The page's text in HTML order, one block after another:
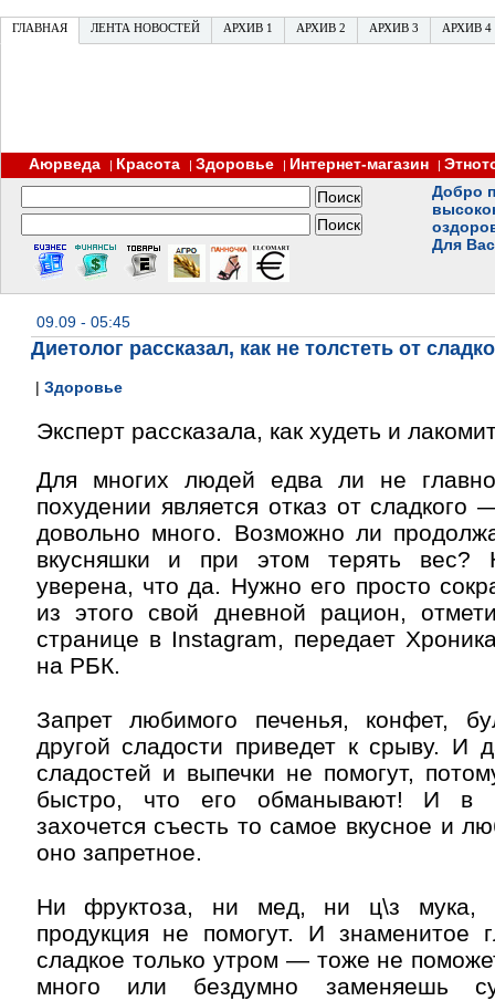
ГЛАВНАЯ ЛЕНТА НОВОСТЕЙ АРХИВ 1 АРХИВ 2 АРХИВ 3 АРХИВ 4
Аюрведа | Красота | Здоровье | Интернет-магазин |
Добро
Для
09.09 - 05:45
Диетолог рассказал, как не толстеть от
| Здоровье
Эксперт рассказала, как худеть и
Для многих людей едва ли не
похудении является отказ от сладкого
довольно много. Возможно ли
вкусняшки и при этом терять вес?
уверена, что да. Нужно его просто
из этого свой дневной рацион,
странице в Instagram, передает
на РБК.
Запрет любимого печенья, конфет,
другой сладости приведет к срыву. И
сладостей и выпечки не помогут,
быстро, что его обманывают! И в
захочется съесть то самое вкусное и
оно запретное.
Ни фруктоза, ни мед, ни ц\з мука,
продукция не помогут. И знаменитое
сладкое только утром — тоже не
много или бездумно заменяешь